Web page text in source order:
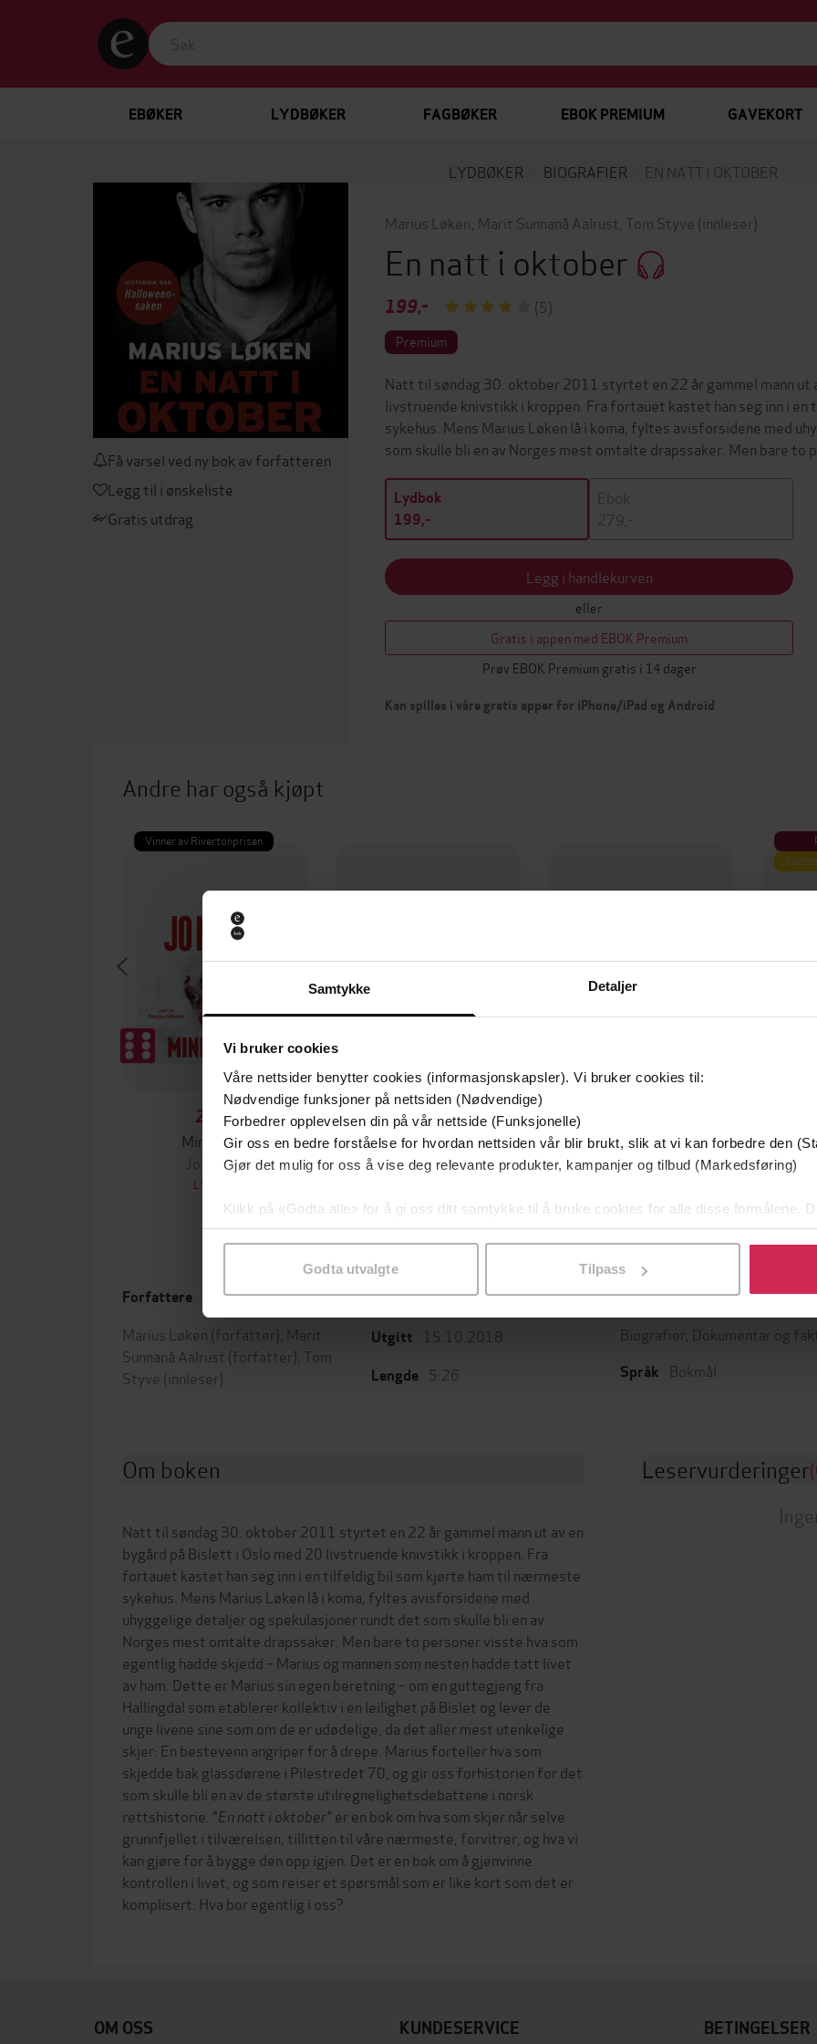
Samtykke Detaljer
Vi bruker cookies
Våre nettsider benytter cookies (informasjonskapsler). Vi bruker cookies til:
Nødvendige funksjoner på nettsiden (Nødvendige)
Forbedrer opplevelsen din på vår nettside (Funksjonelle)
Gir oss en bedre forståelse for hvordan nettsiden vår blir brukt, slik at vi kan forbedre den
Gjør det mulig for oss å vise deg relevante produkter, kampanjer og tilbud (Markedsføring)
Klikk på «Godta alle» for å gi oss ditt samtykke til å bruke cookies for alle disse formålene.
samtykke til spesifikke formål ved å klikke på «Tilpass». Du kan når som helst trekke
Godta utvalgte Tilpass
EBØKER LYDBØKER FAGBØKER EBOK PREMIUM GAVEKORT
LYDBØKER BIOGRAFIER EN NATT I OKTOBER
Få varsel ved ny bok av forfatteren
Legg til i ønskeliste
Gratis utdrag
Marius Løken Marit Sunnanå Aalrust Tom Styve (innleser)
En natt i oktober
199,- (5)
Premium
Natt til søndag 30. oktober 2011 styrtet en 22 år gammel mann ut
livstruende knivstikk i kroppen. Fra fortauet kastet han seg inn i
sykehus. Mens Marius Løken lå i koma, fyltes avisforsidene med
som skulle bli en av Norges mest omtalte drapssaker. Men bare to
Lydbok
199,-
Ebok
279,-
Legg i handlekurven
eller
Gratis i appen med EBOK Premium
Prøv EBOK Premium gratis i 14 dager
Kan spilles i våre gratis apper for iPhone/iPad og Android
Andre har også kjøpt
Vinner av Rivertonprisen
299,-
Minnesota
Jo Nesbø
LYDBOK
449,-
Hemmelighetenes hemmelighet
Dan Brown
Jegerprøven
Thor Olav Moen
Forfattere
Marius Løken (forfatter), Marit
Sunnanå Aalrust (forfatter), Tom
Styve (innleser)
Forlag Cappelen Damm
Utgitt 15.10.2018
Lengde 5:26
Sjanger
Biografier Dokumentar og
Språk Bokmål
Om boken
Natt til søndag 30. oktober 2011 styrtet en 22 år gammel mann ut av en
bygård på Bislett i Oslo med 20 livstruende knivstikk i kroppen. Fra
fortauet kastet han seg inn i en tilfeldig bil som kjørte ham til nærmeste
sykehus. Mens Marius Løken lå i koma, fyltes avisforsidene med
uhyggelige detaljer og spekulasjoner rundt det som skulle bli en av
Norges mest omtalte drapssaker. Men bare to personer visste hva som
egentlig hadde skjedd – Marius og mannen som nesten hadde tatt livet
av ham. Dette er Marius sin egen beretning – om en guttegjeng fra
Hallingdal som etablerer kollektiv i en leilighet på Bislet og lever de
unge livene sine som om de er udødelige, da det aller mest utenkelige
skjer: En bestevenn angriper for å drepe. Marius forteller hva som
skjedde bak glassdørene i Pilestredet 70, og gir oss forhistorien for det
som skulle bli en av de største utilregnelighetsdebattene i norsk
rettshistorie. "En natt i oktober"er en bok om hva som skjer når selve
grunnfjellet i tilværelsen, tillitten til våre nærmeste, forvitrer, og hva vi
kan gjøre for å bygge den opp igjen. Det er en bok om å gjenvinne
kontrollen i livet, og som reiser et spørsmål som er like kort som det er
komplisert: Hva bor egentlig i oss?
Leservurderinger
OM OSS KUNDESERVICE BETINGELSER